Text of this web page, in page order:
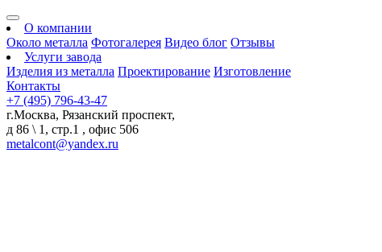
О компании
Около металла Фотогалерея Видео блог Отзывы
Услуги завода
Изделия из металла Проектирование Изготовление
Контакты
+7 (495) 796-43-47
г.Москва, Рязанский проспект,
д 86 \ 1, стр.1 , офис 506
metalcont@yandex.ru